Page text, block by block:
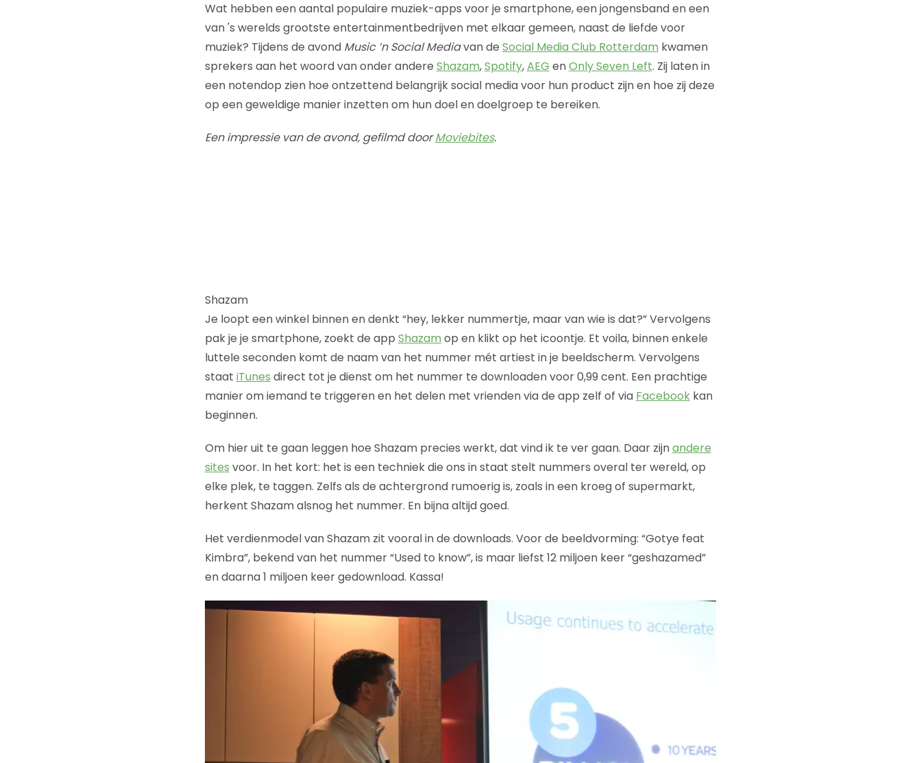
Wat hebben een aantal populaire muziek-apps voor je smartphone, een jongensband en een
van 's werelds grootste entertainmentbedrijven met elkaar gemeen, naast de liefde voor
muziek? Tijdens de avond Music ’n Social Mediavan de Social Media Club Rotterdam kwamen
sprekers aan het woord van onder andere Shazam,Spotify,AEG enOnly Seven Left. Zij laten in
een notendop zien hoe ontzettend belangrijk social media voor hun product zijn en hoe zij deze
op een geweldige manier inzetten om hun doel en doelgroep te bereiken.
Een impressie van de avond, gefilmd doorMoviebites.
Shazam
Je loopt een winkel binnen en denkt “hey, lekker nummertje, maar van wie is dat?” Vervolgens
pak je je smartphone, zoekt de app Shazam op en klikt op het icoontje. Et voila, binnen enkele
luttele seconden komt de naam van het nummer mét artiest in je beeldscherm. Vervolgens
staat iTunes direct tot je dienst om het nummer te downloaden voor 0,99 cent. Een prachtige
manier om iemand te triggeren en het delen met vrienden via de app zelf of via Facebookkan
beginnen.
Om hier uit te gaan leggen hoe Shazam precies werkt, dat vind ik te ver gaan. Daar zijnandere
sites voor. In het kort: het is een techniek die ons in staat stelt nummers overal ter wereld, op
elke plek, te taggen. Zelfs als de achtergrond rumoerig is, zoals in een kroeg of supermarkt,
herkent Shazam alsnog het nummer. En bijna altijd goed.
Het verdienmodel van Shazam zit vooral in de downloads. Voor de beeldvorming: “Gotye feat
Kimbra”, bekend van het nummer “Used to know”, is maar liefst 12 miljoen keer “geshazamed”
en daarna 1 miljoen keer gedownload. Kassa!